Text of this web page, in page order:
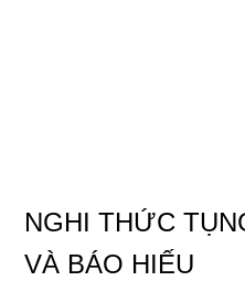
NGHI THỨC
VÀ BÁO HIẾU